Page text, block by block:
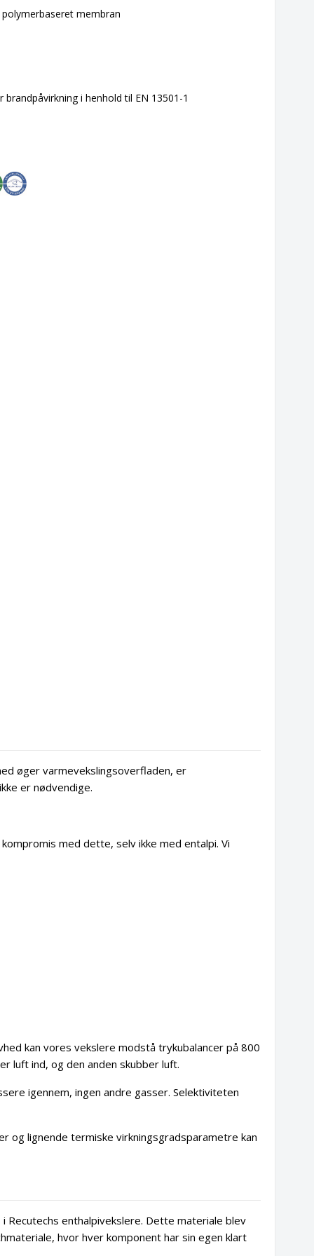
membran
i henhold til EN 13501-1
øger varmevekslingsoverfladen, er
er nødvendige.
med dette, selv ikke med entalpi. Vi
kan vores vekslere modstå trykubalancer på 800
luft ind, og den anden skubber luft.
igennem, ingen andre gasser. Selektiviteten
og lignende termiske virkningsgradsparametre kan
enthalpivekslere. Dette materiale blev
hvor hver komponent har sin egen klart